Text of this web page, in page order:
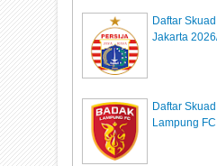
Daftar
Jakarta
Daftar
Lampung